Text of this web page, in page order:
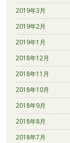
2019年3月
2019年2月
2019年1月
2018年12月
2018年11月
2018年10月
2018年9月
2018年8月
2018年7月